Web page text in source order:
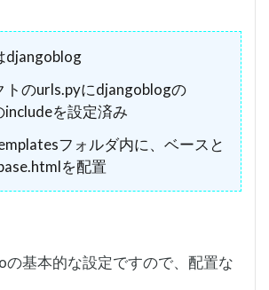
djangoblog
トのurls.pyにdjangoblogの
includeを設定済み
フォルダ内に、ベースと
を配置
の基本的な設定ですので、配置な